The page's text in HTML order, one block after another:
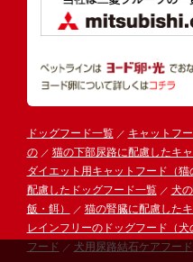
ドッグフード一覧 キャットフ
の
猫の下部尿路に配慮したキ
ダイエット用キャットフード（猫
配慮したドッグフード一覧
犬
飯・餌）
猫の腎臓に配慮した
レインフリーのドッグフード（犬
フード
犬用尿路結石ケアフード